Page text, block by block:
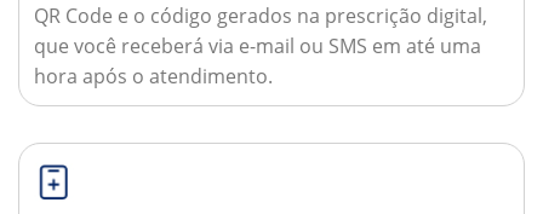
QR Code e o código gerados na prescrição digital,
que você receberá via e-mail ou SMS em até uma
hora após o atendimento.